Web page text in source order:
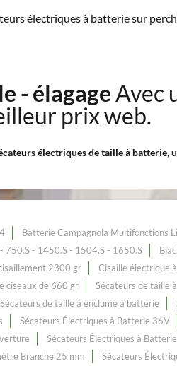
électriques à batterie sur
- élagageAvec
prix web.
électriques de taille à batterie,
Batterie Campagnola Multifonctions
750.S - 1450.S - 1504.S - 1650.S
2300 gr
Cisaille électrique
ciseaux de 660 gr
Sécateurs de taille
Sécateurs de taille à enclume à batterie
Sécateurs Électriques à Batterie 36V
Sécateurs Électriques à
Branche 25 mm
Sécateurs